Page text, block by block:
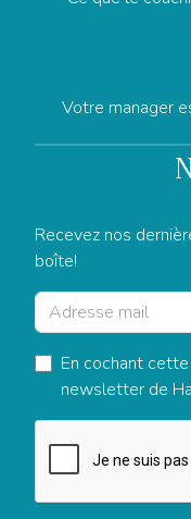
Votre manager
Recevez nos
boîte!
En cochant
newsletter de